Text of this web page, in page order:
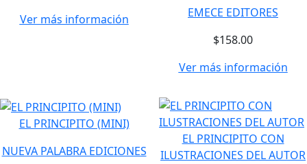
Ver más información
EMECE EDITORES
$158.00
Ver más información
EL PRINCIPITO (MINI)
NUEVA PALABRA EDICIONES
EL PRINCIPITO CON
ILUSTRACIONES DEL AUTOR